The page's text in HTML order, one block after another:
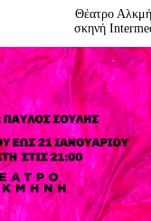
Θέατρο
σκηνή